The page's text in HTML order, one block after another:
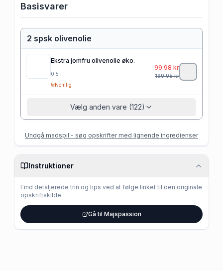
Basisvarer
2 spsk olivenolie
Ekstra jomfru olivenolie øko.
0.5 l
Nemlig
99.98 kr
199.95kr
Vælg anden vare (122)
Undgå madspil - søg opskrifter med lignende ingredienser
Instruktioner
Find detaljerede trin og tips ved at følge linket til den originale
opskriftskilde.
Gå til Majspassion